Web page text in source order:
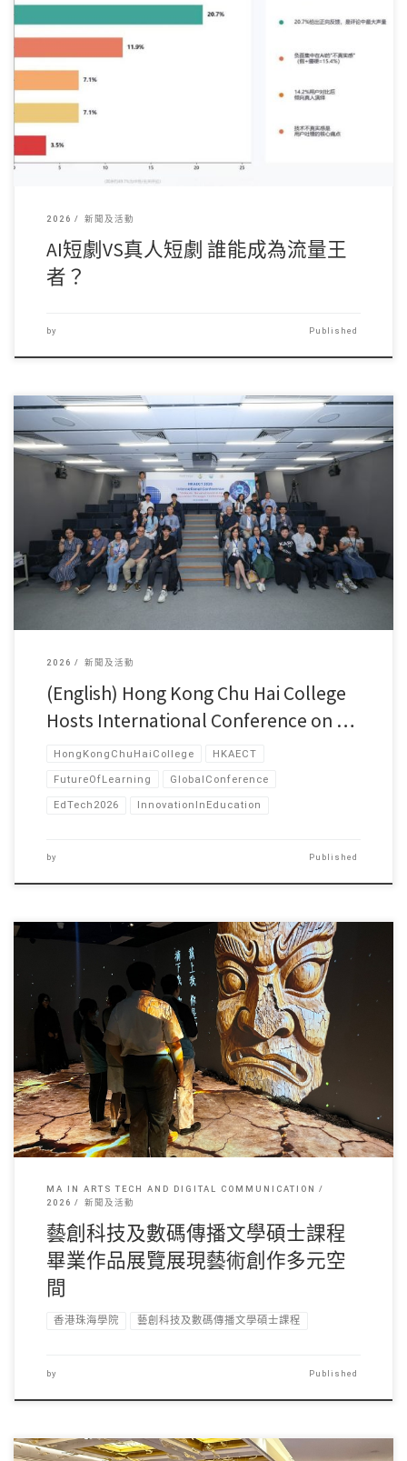
AI短劇，是指將生成 […]
2026 新聞及活動
AI短劇VS真人短劇 誰能成為流量王
者？
by Published
對不起，此內容只適用 […]
2026 新聞及活動
(English) Hong Kong Chu Hai College
Hosts International Conference on …
HongKongChuHaiCollege HKAECT
FutureOfLearning GlobalConference
EdTech2026 InnovationInEducation
by Published
本次作品展在五月份彙 […]
MA IN ARTS TECH AND DIGITAL COMMUNICATION
2026
新聞及活動
藝創科技及數碼傳播文學碩士課程
畢業作品展覽展現藝術創作多元空
間
香港珠海學院 藝創科技及數碼傳播文學碩士課程
by Published